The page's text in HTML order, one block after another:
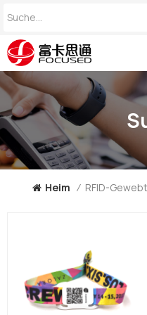
Heim / RFID-